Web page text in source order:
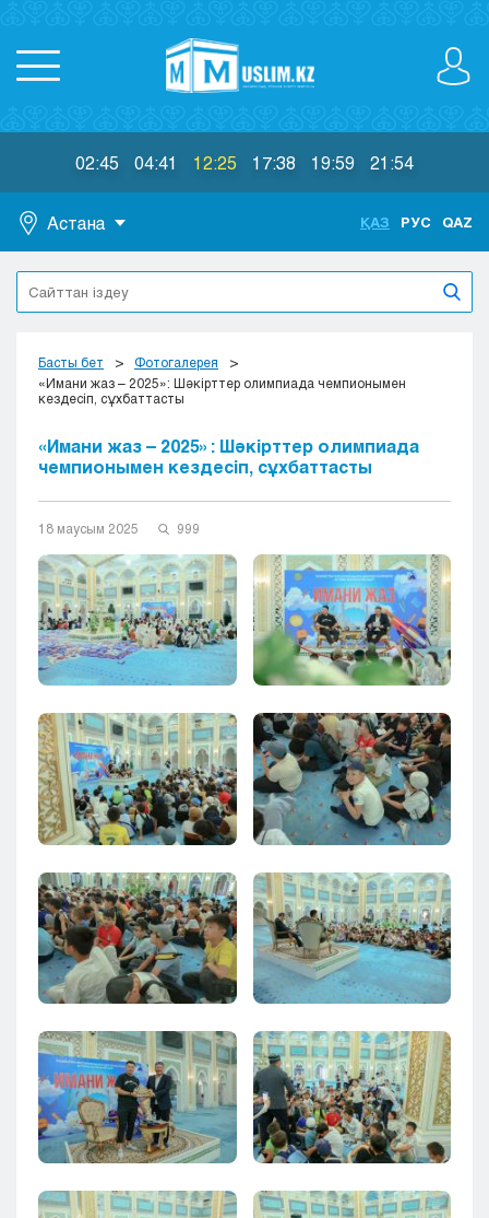
02:45 04:41 12:25 17:38 19:59 21:54
Астана
Астана
Алматы
Атырау
Жезказган
Кокшетау
Павлодар
Петропавловск
Семей
Талдыкорган
Тараз
Туркестан
Усть-Каменогорск
Шымкент
ҚАЗ РУС QAZ
Басты бет
Фотогалерея
«Имани жаз – 2025»: Шәкірттер олимпиада чемпионымен
кездесіп, сұхбаттасты
«Имани жаз – 2025»: Шәкірттер олимпиада
чемпионымен кездесіп, сұхбаттасты
18 маусым 2025 999